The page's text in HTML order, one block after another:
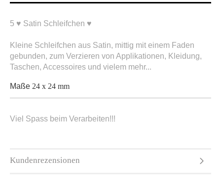
5 ♥ Satin Schleifchen ♥
Kleine Schleifchen aus Satin, mittig mit einem Faden
gebunden, zum Verzieren von Applikationen, Kleidung,
Taschen, Accessoires und vielem mehr...
Maße 24 x 24 mm
Viel Spass beim Verarbeiten!!!
Kundenrezensionen